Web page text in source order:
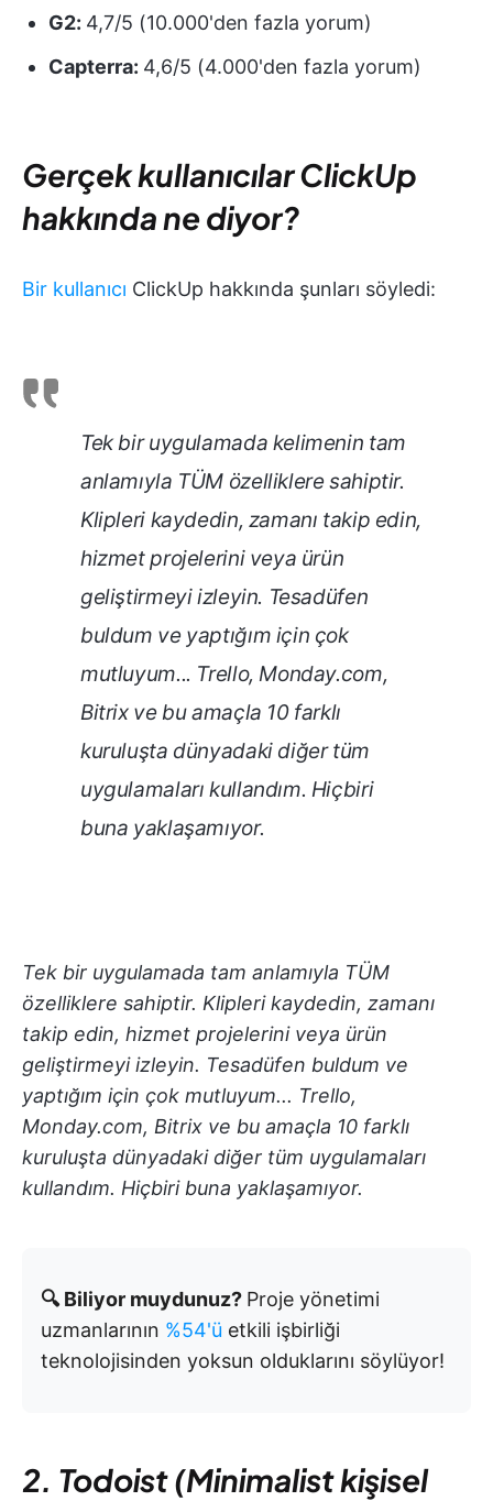
G2: 4,7/5 (10.000'den fazla yorum)
Capterra: 4,6/5 (4.000'den fazla yorum)
Gerçek kullanıcılar ClickUp
hakkında ne diyor?
Bir kullanıcı ClickUp hakkında şunları söyledi:
Tek bir uygulamada kelimenin tam
anlamıyla TÜM özelliklere sahiptir.
Klipleri kaydedin, zamanı takip edin,
hizmet projelerini veya ürün
geliştirmeyi izleyin. Tesadüfen
buldum ve yaptığım için çok
mutluyum... Trello, Monday.com,
Bitrix ve bu amaçla 10 farklı
kuruluşta dünyadaki diğer tüm
uygulamaları kullandım. Hiçbiri
buna yaklaşamıyor.
Tek bir uygulamada tam anlamıyla TÜM
özelliklere sahiptir. Klipleri kaydedin, zamanı
takip edin, hizmet projelerini veya ürün
geliştirmeyi izleyin. Tesadüfen buldum ve
yaptığım için çok mutluyum... Trello,
Monday.com, Bitrix ve bu amaçla 10 farklı
kuruluşta dünyadaki diğer tüm uygulamaları
kullandım. Hiçbiri buna yaklaşamıyor.
🔍 Biliyor muydunuz? Proje yönetimi
uzmanlarının %54'ü etkili işbirliği
teknolojisinden yoksun olduklarını söylüyor!
2. Todoist (Minimalist kişisel